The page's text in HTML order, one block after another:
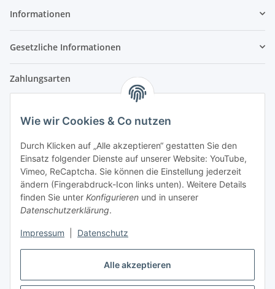
Alle akzeptieren
Wie wir Cookies & Co nutzen
Durch Klicken auf „Alle akzeptieren“ gestatten Sie den
Einsatz folgender Dienste auf unserer Website: YouTube,
Vimeo, ReCaptcha. Sie können die Einstellung jederzeit
ändern (Fingerabdruck-Icon links unten). Weitere Details
finden Sie unter Konfigurieren und in unserer
Datenschutzerklärung.
Impressum Datenschutz
Informationen
Gesetzliche Informationen
Zahlungsarten
Versandpartner
Partner